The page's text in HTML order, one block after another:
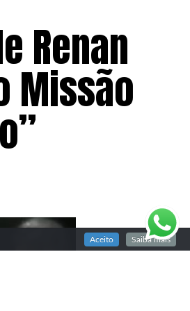
Renan
Missão
Aceito Saiba mais